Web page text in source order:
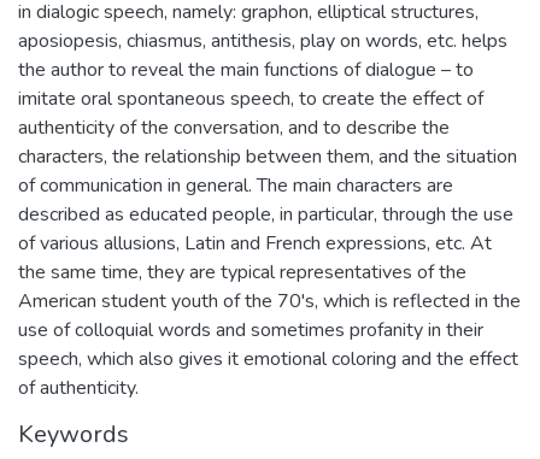
in dialogic speech, namely: graphon, elliptical structures,
aposiopesis, chiasmus, antithesis, play on words, etc. helps
the author to reveal the main functions of dialogue – to
imitate oral spontaneous speech, to create the effect of
authenticity of the conversation, and to describe the
characters, the relationship between them, and the situation
of communication in general. The main characters are
described as educated people, in particular, through the use
of various allusions, Latin and French expressions, etc. At
the same time, they are typical representatives of the
American student youth of the 70's, which is reflected in the
use of colloquial words and sometimes profanity in their
speech, which also gives it emotional coloring and the effect
of authenticity.
Keywords